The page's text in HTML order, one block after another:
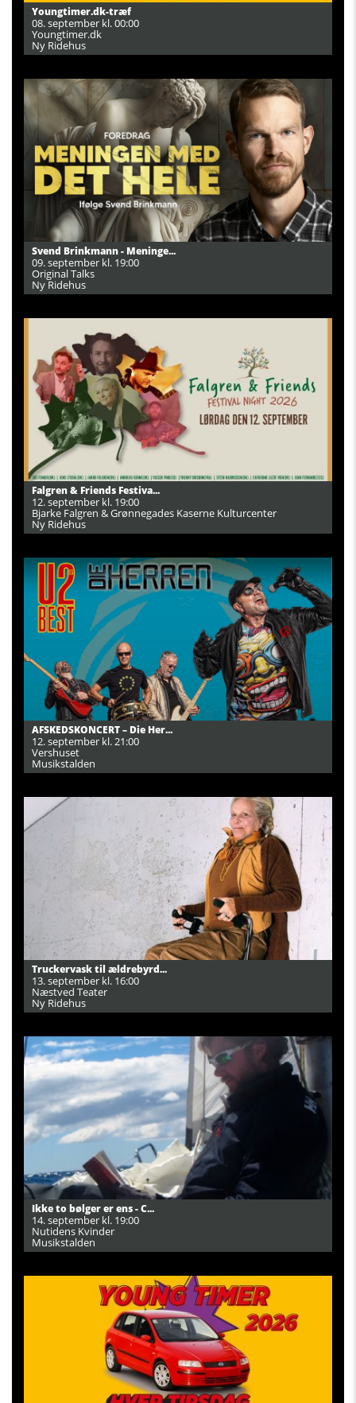
Youngtimer.dk-træf
08. september kl. 00:00
Youngtimer.dk
Ny Ridehus
Svend Brinkmann - Meninge...
09. september kl. 19:00
Original Talks
Ny Ridehus
Falgren & Friends Festiva...
12. september kl. 19:00
Bjarke Falgren & Grønnegades Kaserne Kulturcenter
Ny Ridehus
AFSKEDSKONCERT – Die Her...
12. september kl. 21:00
Vershuset
Musikstalden
Truckervask til ældrebyrd...
13. september kl. 16:00
Næstved Teater
Ny Ridehus
Ikke to bølger er ens - C...
14. september kl. 19:00
Nutidens Kvinder
Musikstalden